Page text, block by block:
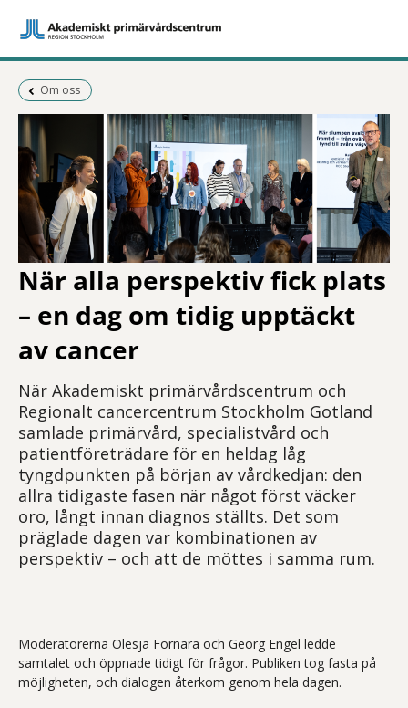
Föregående sida:
Om oss
När alla perspektiv fick plats
– en dag om tidig upptäckt
av cancer
När Akademiskt primärvårdscentrum och
Regionalt cancercentrum Stockholm Gotland
samlade primärvård, specialistvård och
patientföreträdare för en heldag låg
tyngdpunkten på början av vårdkedjan: den
allra tidigaste fasen när något först väcker
oro, långt innan diagnos ställts. Det som
präglade dagen var kombinationen av
perspektiv – och att de möttes i samma rum.
Moderatorerna Olesja Fornara och Georg Engel ledde
samtalet och öppnade tidigt för frågor. Publiken tog fasta på
möjligheten, och dialogen återkom genom hela dagen.